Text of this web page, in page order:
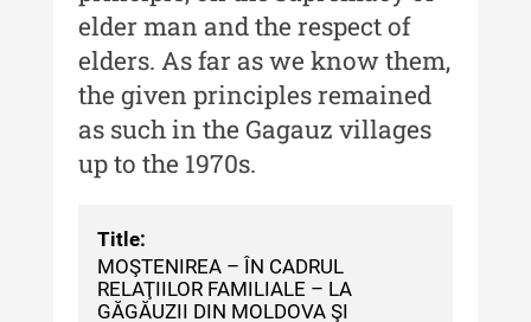
Buletinul Muzeului Științei și
Tehnicii ”Ștefan Procopiu”
Buletinul Muzeului Științei și
Tehnicii ”Ștefan Procopiu” - An
XV / Nr. 15 / 2021
Tehnicii ”Ștefan Procopiu” - An
XIV / Nr. 14 / 2020
Buletinul Muzeului Științei și
elder man and the respect of
elders. As far as we know them,
the given principles remained
as such in the Gagauz villages
up to the 1970s.
Title:
MOŞTENIREA – ÎN CADRUL
RELAŢIILOR FAMILIALE – LA
GĂGĂUZII DIN MOLDOVA ŞI